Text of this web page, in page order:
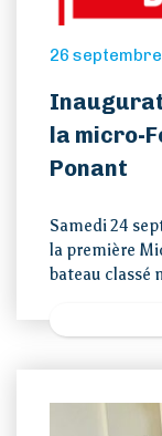
26
la micro-
Ponant
Samedi 24
la première
bateau